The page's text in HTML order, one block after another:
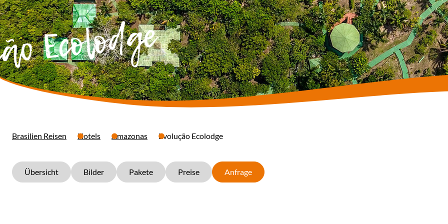
Ecolodge
Brasilien Reisen Hotels Amazonas Evolução Ecolodge
Übersicht Bilder Pakete Preise Anfrage